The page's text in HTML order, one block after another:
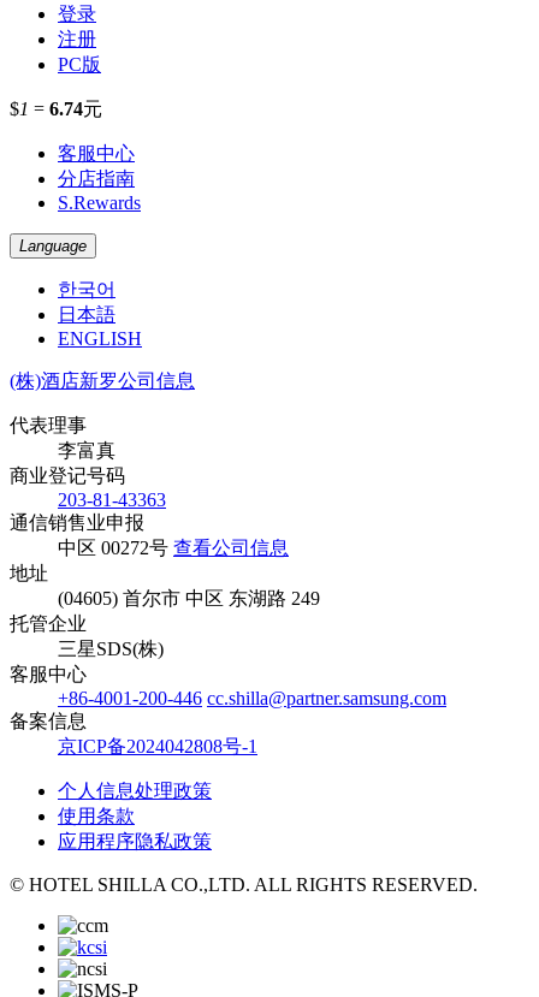
登录
注册
PC版
$1 = 6.74元
客服中心
分店指南
S.Rewards
Language
한국어
日本語
ENGLISH
(株)酒店新罗公司信息
代表理事
李富真
商业登记号码
203-81-43363
通信销售业申报
中区 00272号 查看公司信息
地址
(04605) 首尔市 中区 东湖路 249
托管企业
三星SDS(株)
客服中心
+86-4001-200-446 cc.shilla@partner.samsung.com
备案信息
京ICP备2024042808号-1
个人信息处理政策
使用条款
应用程序隐私政策
© HOTEL SHILLA CO.,LTD. ALL RIGHTS RESERVED.